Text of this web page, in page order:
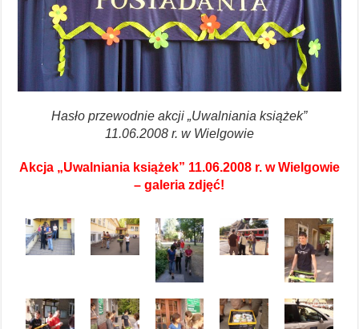
Hasło przewodnie akcji „Uwalniania książek”
11.06.2008 r. w Wielgowie
Akcja „Uwalniania książek” 11.06.2008 r. w Wielgowie
– galeria zdjęć!